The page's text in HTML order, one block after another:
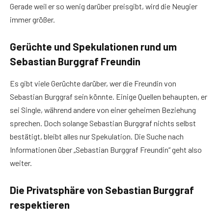
Gerade weil er so wenig darüber preisgibt, wird die Neugier
immer größer.
Gerüchte und Spekulationen rund um
Sebastian Burggraf Freundin
Es gibt viele Gerüchte darüber, wer die Freundin von
Sebastian Burggraf sein könnte. Einige Quellen behaupten, er
sei Single, während andere von einer geheimen Beziehung
sprechen. Doch solange Sebastian Burggraf nichts selbst
bestätigt, bleibt alles nur Spekulation. Die Suche nach
Informationen über „Sebastian Burggraf Freundin“ geht also
weiter.
Die Privatsphäre von Sebastian Burggraf
respektieren